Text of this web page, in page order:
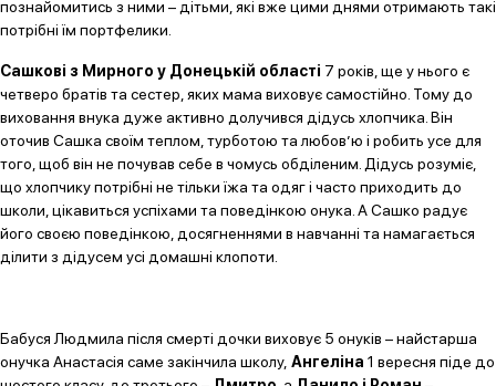
познайомитись з ними – дітьми, які вже цими днями отримають такі
потрібні їм портфелики.
Сашкові з Мирного у Донецькій області 7 років, ще у нього є
четверо братів та сестер, яких мама виховує самостійно. Тому до
виховання внука дуже активно долучився дідусь хлопчика. Він
оточив Сашка своїм теплом, турботою та любов’ю і робить усе для
того, щоб він не почував себе в чомусь обділеним. Дідусь розуміє,
що хлопчику потрібні не тільки їжа та одяг і часто приходить до
школи, цікавиться успіхами та поведінкою онука. А Сашко радує
його своєю поведінкою, досягненнями в навчанні та намагається
ділити з дідусем усі домашні клопоти.
Бабуся Людмила після смерті дочки виховує 5 онуків – найстарша
онучка Анастасія саме закінчила школу, Ангеліна 1 вересня піде до